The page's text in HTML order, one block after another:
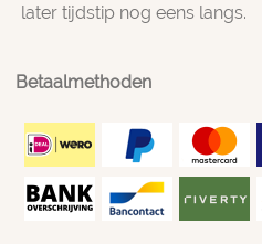
later tijdstip nog eens langs.
Betaalmethoden